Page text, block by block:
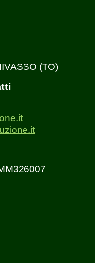
(TO)